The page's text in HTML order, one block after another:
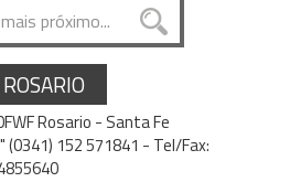
Rosario - Santa Fe
(0341) 152 571841 - Tel/Fax: